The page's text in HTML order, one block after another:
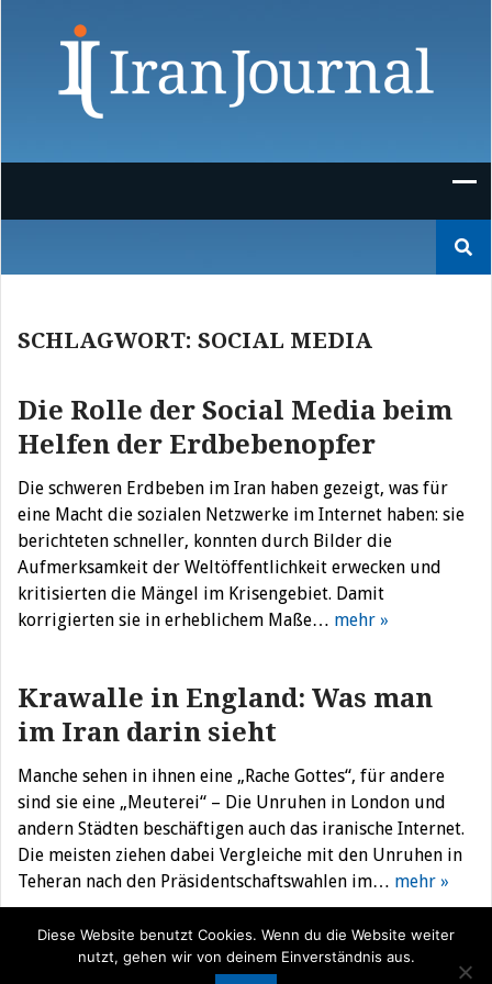
nach:
SCHLAGWORT: SOCIAL MEDIA
Die Rolle der Social Media beim
Helfen der Erdbebenopfer
Die schweren Erdbeben im Iran haben gezeigt, was für
eine Macht die sozialen Netzwerke im Internet haben: sie
berichteten schneller, konnten durch Bilder die
Aufmerksamkeit der Weltöffentlichkeit erwecken und
kritisierten die Mängel im Krisengebiet. Damit
korrigierten sie in erheblichem Maße… mehr »
Krawalle in England: Was man
im Iran darin sieht
Manche sehen in ihnen eine „Rache Gottes“, für andere
sind sie eine „Meuterei“ – Die Unruhen in London und
andern Städten beschäftigen auch das iranische Internet.
Die meisten ziehen dabei Vergleiche mit den Unruhen in
Teheran nach den Präsidentschaftswahlen im… mehr »
Diese Website benutzt Cookies. Wenn du die Website weiter
nutzt, gehen wir von deinem Einverständnis aus.